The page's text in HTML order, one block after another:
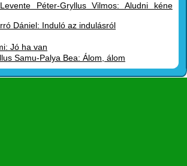
Péter-Gryllus Vilmos: Aludni kéne
Dániel: Induló az indulásról
Jó ha van
Samu-Palya Bea: Álom, álom